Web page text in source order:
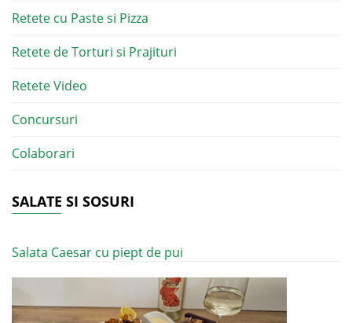
Retete cu Paste si Pizza
Retete de Torturi si Prajituri
Retete Video
Concursuri
Colaborari
SALATE SI SOSURI
Salata Caesar cu piept de pui